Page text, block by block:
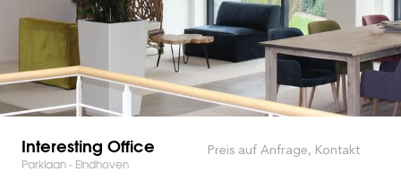
Interesting Office
Parklaan - Eindhoven
Preis auf Anfrage, Kontakt